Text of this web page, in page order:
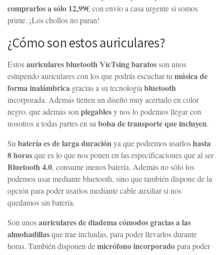
comprarlos a sólo 12,99€con envío a casa urgente si somos
prime. ¡Los chollos no paran!
¿Cómo son estos auriculares?
Estosauriculares bluetooth VicTsing baratosson unos
estupendo auriculares con los que podrás escuchar tumúsica de
forma inalámbrica gracias a su tecnologíabluetooth
incorporada. Además tienen un diseño muy acertado en color
negro, que además sonplegablesy nos lo podemos llegar con
nosotros a todas partes en subolsa de transporte que incluyen.
Subatería es de larga duraciónya que podremos usarloshasta
8 horasque es lo que nos ponen en las especificaciones que al ser
Bluetooth 4.0, consume menos batería. Además no sólo los
podemos usar mediante bluetooth, sino que también dispone de la
opción para poder usarlos mediante cable auxiliar si nos
quedamos sin batería.
Son unosauriculares de diadema cómodos gracias a las
almohadillasque trae incluidas, para poder llevarlos durante
horas. También disponen demicrófono incorporadopara poder